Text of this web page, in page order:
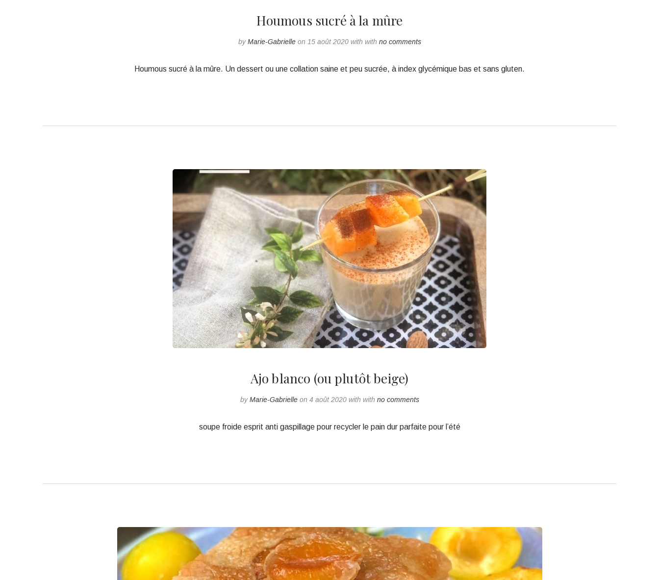
Houmous sucré à la mûre
byMarie-Gabrielleon 15 août 2020 with with no comments
Houmous sucré à la mûre. Un dessert ou une collation saine et peu sucrée, à index glycémique bas et sans gluten.
Ajo blanco (ou plutôt beige)
byMarie-Gabrielleon 4 août 2020 with with no comments
soupe froide esprit anti gaspillage pour recycler le pain dur parfaite pour l’été